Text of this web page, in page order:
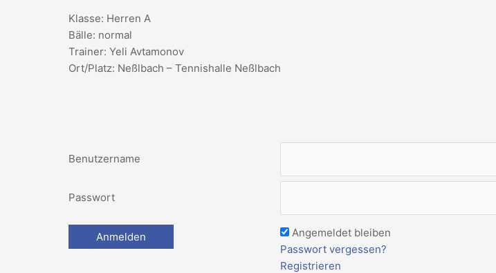
Klasse: Herren A
Bälle: normal
Trainer: Yeli Avtamonov
Ort/Platz: Neßlbach – Tennishalle Neßlbach
Benutzername
Passwort
Angemeldet bleiben
Passwort vergessen?
Registrieren